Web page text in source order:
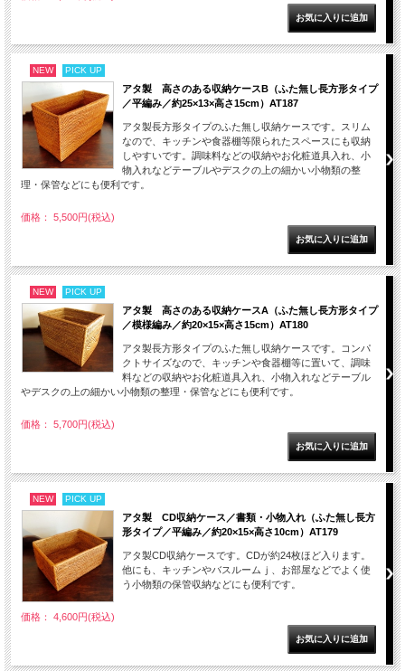
NEW PICK UP
アタ製 高さのある収納ケースB（ふた無し長方形タイプ
／平編み／約25×13×高さ15cm）AT187
アタ製長方形タイプのふた無し収納ケースです。スリム
なので、キッチンや食器棚等限られたスペースにも収納
しやすいです。調味料などの収納やお化粧道具入れ、小
物入れなどテーブルやデスクの上の細かい小物類の整
理・保管などにも便利です。
価格： 5,500円(税込)
NEW PICK UP
アタ製 高さのある収納ケースA（ふた無し長方形タイプ
／模様編み／約20×15×高さ15cm）AT180
アタ製長方形タイプのふた無し収納ケースです。コンパ
クトサイズなので、キッチンや食器棚等に置いて、調味
料などの収納やお化粧道具入れ、小物入れなどテーブル
やデスクの上の細かい小物類の整理・保管などにも便利です。
価格： 5,700円(税込)
NEW PICK UP
アタ製 CD収納ケース／書類・小物入れ（ふた無し長方
形タイプ／平編み／約20×15×高さ10cm）AT179
アタ製CD収納ケースです。CDが約24枚ほど入ります。
他にも、キッチンやバスルームｊ、お部屋などでよく使
う小物類の保管収納などにも便利です。
価格： 4,600円(税込)